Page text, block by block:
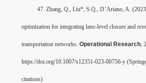
47. Zhang, Q., Liu*, S.Q., D’Ariano, A.
optimization for integrating lane-level closure and
transportation networks. Operational Research ,
https://doi.org/10.1007/s12351-023-00756-y
citations)